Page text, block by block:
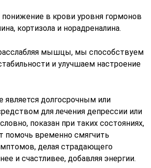
в крови уровня гормонов
кортизола и норадреналина.
мышцы, мы способствуем
и улучшаем настроение
является долгосрочным или
для лечения депрессии или
показан при таких состояниях,
помочь временно смягчить
делая страдающего
и счастливее, добавляя энергии.